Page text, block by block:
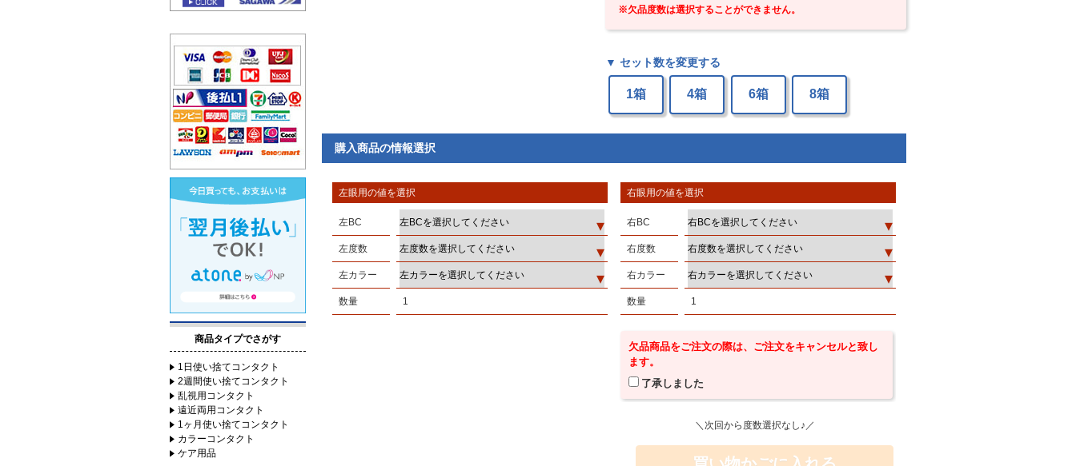
商品タイプでさがす
1日使い捨てコンタクト
2週間使い捨てコンタクト
乱視用コンタクト
遠近両用コンタクト
1ヶ月使い捨てコンタクト
カラーコンタクト
ケア用品
※欠品度数は選択することができません。
▼ セット数を変更する
1箱 4箱 6箱 8箱
購入商品の情報選択
右眼用の値を選択
右BC
右度数
右カラー
数量 1
左眼用の値を選択
左BC
左度数
左カラー
数量 1
欠品商品をご注文の際は、ご注文をキャンセルと致し
ます。
了承しました
＼次回から度数選択なし♪／